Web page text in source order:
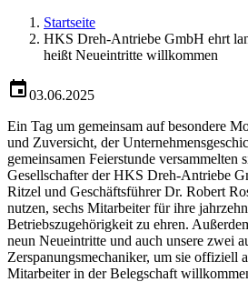
Startseite
HKS Dreh-Antriebe GmbH ehrt
heißt Neueintritte willkommen
03.06.2025
Ein Tag um gemeinsam auf besondere
und Zuversicht, der
gemeinsamen Feierstunde versammelten
Gesellschafter der HKS Dreh-Antriebe
Ritzel und Geschäftsführer Dr. Robert
nutzen, sechs Mitarbeiter für ihre
Betriebszugehörigkeit zu ehren.
neun Neueintritte und auch unsere zwei
Zerspanungsmechaniker, um sie offiziell
Mitarbeiter in der Belegschaft